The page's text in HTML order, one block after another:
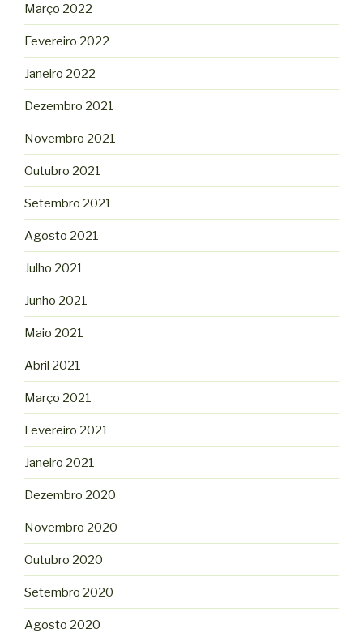
Março 2022
Fevereiro 2022
Janeiro 2022
Dezembro 2021
Novembro 2021
Outubro 2021
Setembro 2021
Agosto 2021
Julho 2021
Junho 2021
Maio 2021
Abril 2021
Março 2021
Fevereiro 2021
Janeiro 2021
Dezembro 2020
Novembro 2020
Outubro 2020
Setembro 2020
Agosto 2020